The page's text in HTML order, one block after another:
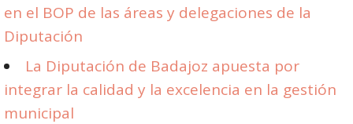
en el BOP de las áreas y delegaciones de la
Diputación
La Diputación de Badajoz apuesta por
integrar la calidad y la excelencia en la gestión
municipal